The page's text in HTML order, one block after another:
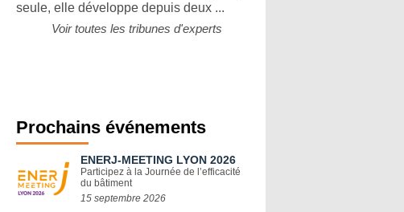
seule, elle développe depuis deux ...
Voir toutes les tribunes d'experts
Prochains événements
ENERJ-MEETING LYON 2026
Participez à la Journée de l’efficacité
du bâtiment
15 septembre 2026